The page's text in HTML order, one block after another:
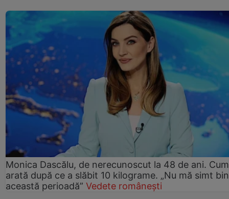
Monica Dascălu, de nerecunoscut la 48 de ani. Cum
arată după ce a slăbit 10 kilograme. „Nu mă simt
această perioadă” Vedete românești